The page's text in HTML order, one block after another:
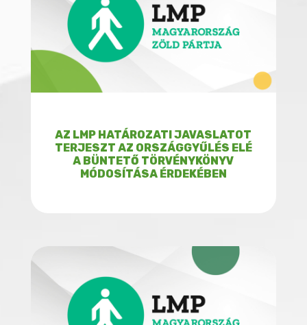
AZ LMP HATÁROZATI JAVASLATOT
TERJESZT AZ ORSZÁGGYŰLÉS ELÉ
A BÜNTETŐ TÖRVÉNYKÖNYV
MÓDOSÍTÁSA ÉRDEKÉBEN